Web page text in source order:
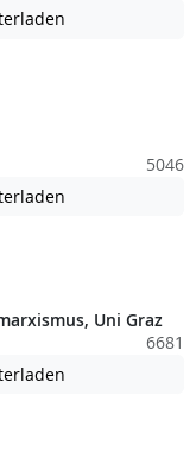
5046
Uni Graz
6681